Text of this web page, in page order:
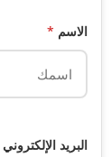
الاسم *
البريد الإلكتروني